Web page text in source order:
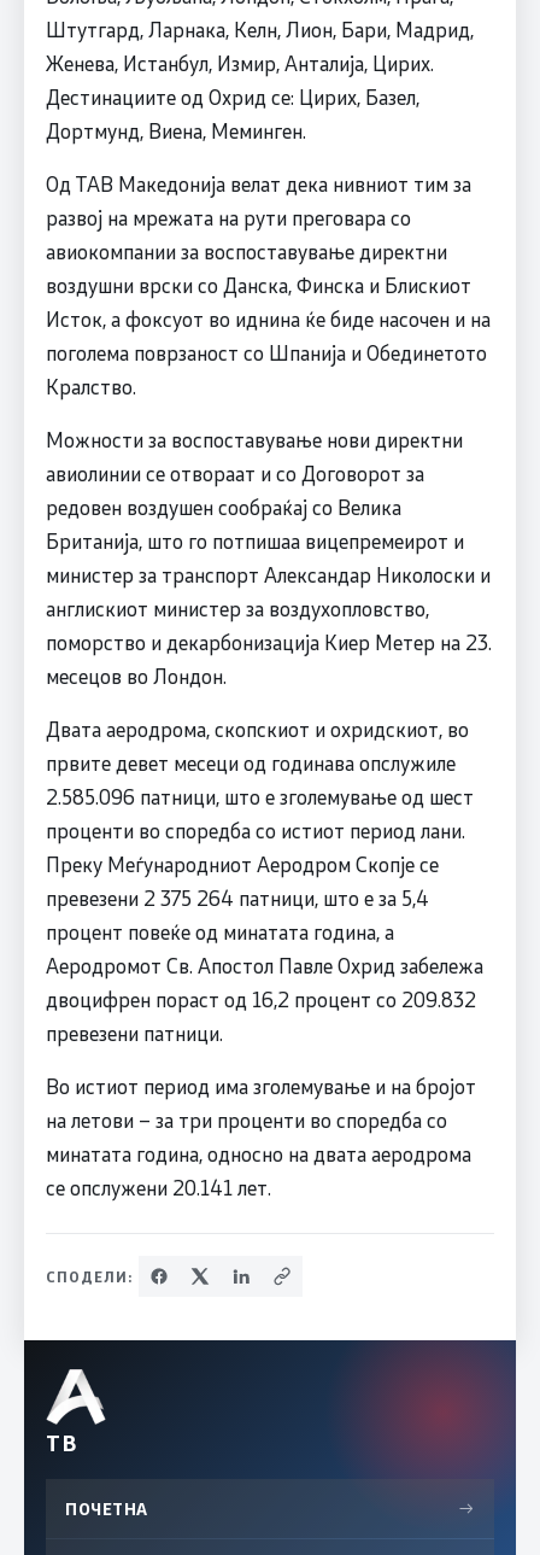
Штутгард, Ларнака, Келн, Лион, Бари, Мадрид,
Женева, Истанбул, Измир, Анталија, Цирих.
Дестинациите од Охрид се: Цирих, Базел,
Дортмунд, Виена, Меминген.
Од ТАВ Македонија велат дека нивниот тим за
развој на мрежата на рути преговара со
авиокомпании за воспоставување директни
воздушни врски со Данска, Финска и Блискиот
Исток, а фоксуот во иднина ќе биде насочен и на
поголема поврзаност со Шпанија и Обединетото
Кралство.
Можности за воспоставување нови директни
авиолинии се отвораат и со Договорот за
редовен воздушен сообраќај со Велика
Британија, што го потпишаа вицепремеирот и
министер за транспорт Александар Николоски и
англискиот министер за воздухопловство,
поморство и декарбонизација Киер Метер на 23.
месецов во Лондон.
Двата аеродрома, скопскиот и охридскиот, во
првите девет месеци од годинава опслужиле
2.585.096 патници, што е зголемување од шест
проценти во споредба со истиот период лани.
Преку Меѓународниот Аеродром Скопјe се
превезени 2 375 264 патници, што е за 5,4
процент повеќе од минатата година, а
Аеродромот Св. Апостол Павле Охрид забележа
двоцифрен пораст од 16,2 процент со 209.832
превезени патници.
Во истиот период има зголемување и на бројот
на летови – за три проценти во споредба со
минатата година, односно на двата аеродрома
се опслужени 20.141 лет.
СПОДЕЛИ:
ТВ
ПОЧЕТНА →